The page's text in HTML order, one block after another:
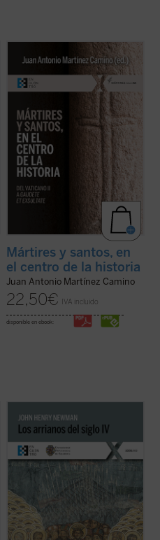
En este libro se ensaya una historia
hagiocéntrica de la Iglesia, pautada por los
santos y sus misiones, más que por papas,
obispos y concilios. Es una historia aún por
hacer, pero exigida por la enseñanza del
(ver ficha)
Mártires y santos, en
el centro de la historia
Juan Antonio Martínez Camino
22,50€ IVA incluido
disponible en ebook:
aborda la génesis, el desarrollo y
consecuencias de la herejía arriana, la
de la época de las persecuciones. Aunque
la obra se sitúa casi al inicio de la ...(ver